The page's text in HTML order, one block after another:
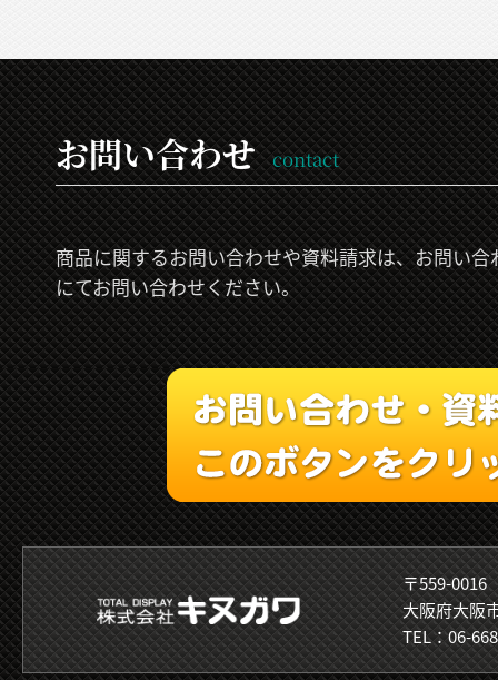
お問い合わせ contact
商品に関するお問い合わせや資料請求は、お問い
にてお問い合わせください。
〒559-0016
大阪府大阪
TEL：06-